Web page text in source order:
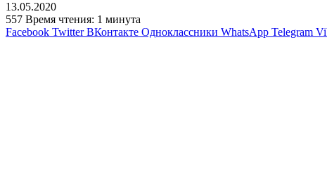
13.05.2020
557 Время чтения: 1 минута
Facebook Twitter ВКонтакте Одноклассники WhatsApp Telegram